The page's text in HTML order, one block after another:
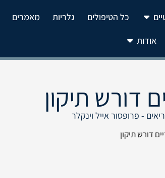
כל הטיפולים גלריות מאמרים
אודות
דורש תיקון
- פרופסור אייל וינקלר
דורש תיקון